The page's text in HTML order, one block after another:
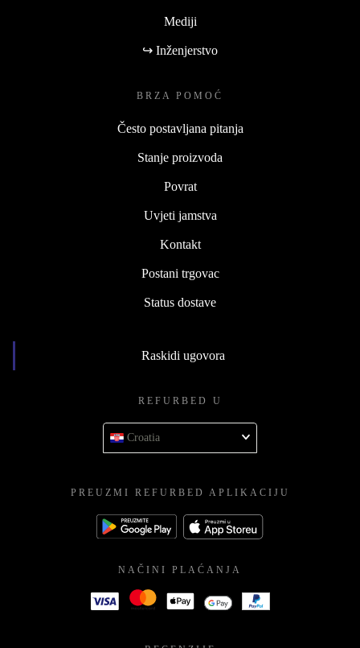
Mediji
↪ Inženjerstvo
BRZA POMOĆ
Često postavljana pitanja
Stanje proizvoda
Povrat
Uvjeti jamstva
Kontakt
Postani trgovac
Status dostave
Raskidi ugovora
REFURBED U
Croatia
PREUZMI REFURBED APLIKACIJU
NAČINI PLAĆANJA